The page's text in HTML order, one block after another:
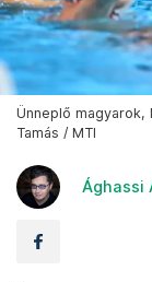
Ünneplő magyarok,
Tamás / MTI
Ághassi